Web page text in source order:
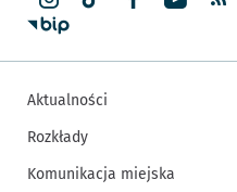
Aktualności
Rozkłady
Komunikacja miejska